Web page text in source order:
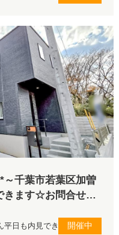
～千葉市若葉区加曽
きます☆お問合せお
日も内見できます！
開催中